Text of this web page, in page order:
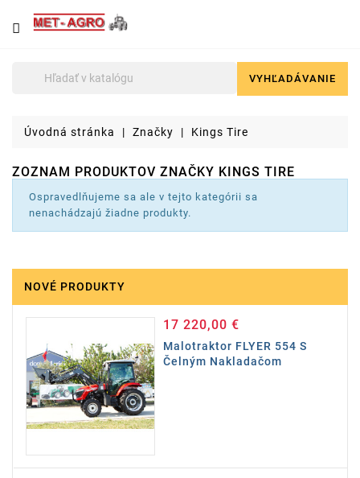
NÁJDETE
U
čelné
nakladače
Brikety
VYHĽADÁVANIE
Úvodná stránka Značky Kings Tire
ZOZNAM PRODUKTOV ZNAČKY KINGS TIRE
Ospravedlňujeme sa ale v tejto kategórii sa
nenachádzajú žiadne produkty.
NOVÉ PRODUKTY
17 220,00 €Cena
Malotraktor FLYER 554 S
Čelným Nakladačom